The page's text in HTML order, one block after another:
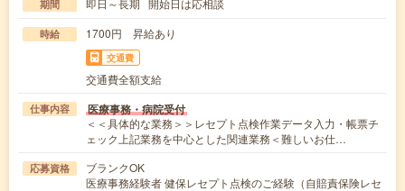
期間
時給 1700円 昇給あり
交通費
交通費全額支給
仕事内容 医療事務・病院受付
＜＜具体的な業務＞＞レセプト点検作業データ入力・帳票チ
ェック上記業務を中心とした関連業務＜難しいお仕…
応募資格
ブランクOK
医療事務経験者 健保レセプト点検のご経験（自賠責保険レセ